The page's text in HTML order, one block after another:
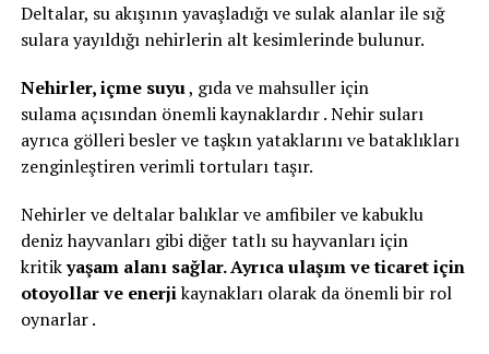
Deltalar, su akışının yavaşladığı ve sulak alanlar ile sığ
sulara yayıldığı nehirlerin alt kesimlerinde bulunur.
Nehirler, içme suyu, gıda ve mahsuller için
sulama açısından önemli kaynaklardır . Nehir suları
ayrıca gölleri besler ve taşkın yataklarını ve bataklıkları
zenginleştiren verimli tortuları taşır.
Nehirler ve deltalar balıklar ve amfibiler ve kabuklu
deniz hayvanları gibi diğer tatlı su hayvanları için
kritikyaşam alanı sağlar. Ayrıca ulaşım ve ticaret için
otoyollar ve enerjikaynakları olarak da önemli bir rol
oynarlar .